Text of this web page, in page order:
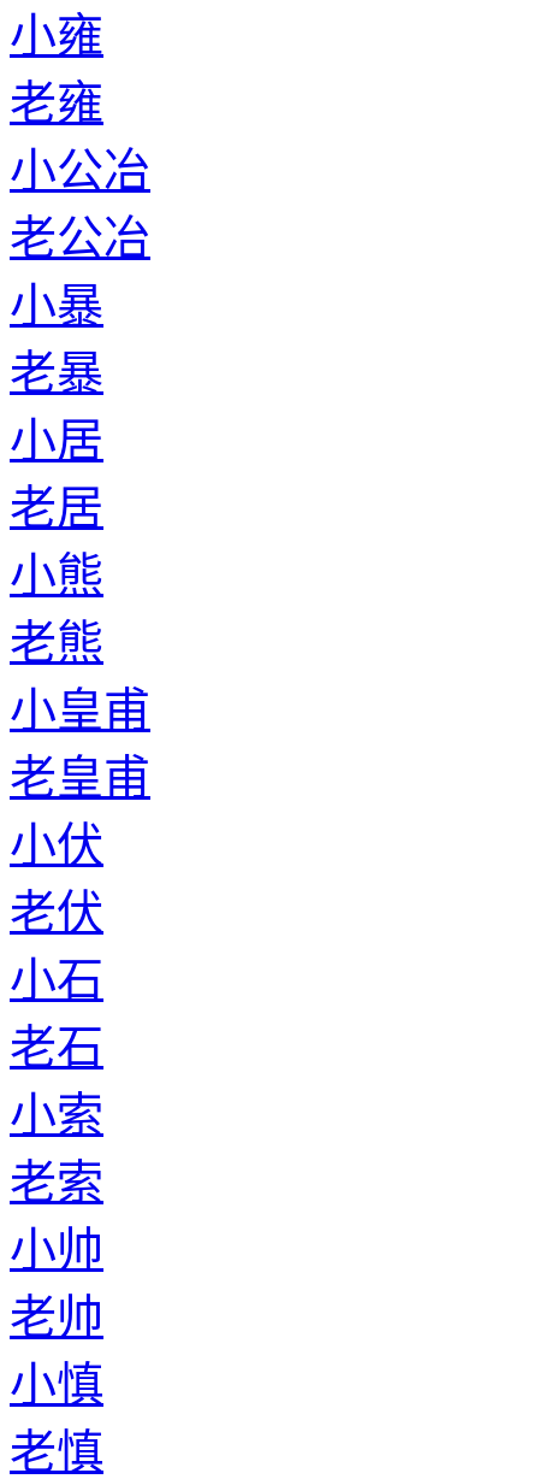
小雍
老雍
小公冶
老公冶
小暴
老暴
小居
老居
小熊
老熊
小皇甫
老皇甫
小伏
老伏
小石
老石
小索
老索
小帅
老帅
小慎
老慎